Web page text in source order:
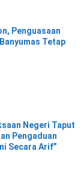
Penguasaan
Tetap
Negeri Taput
Pengaduan
Secara Arif”